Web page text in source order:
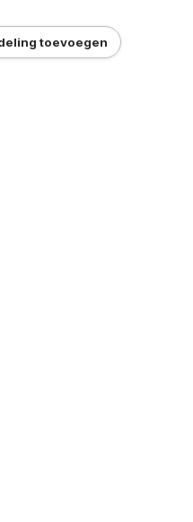
toevoegen